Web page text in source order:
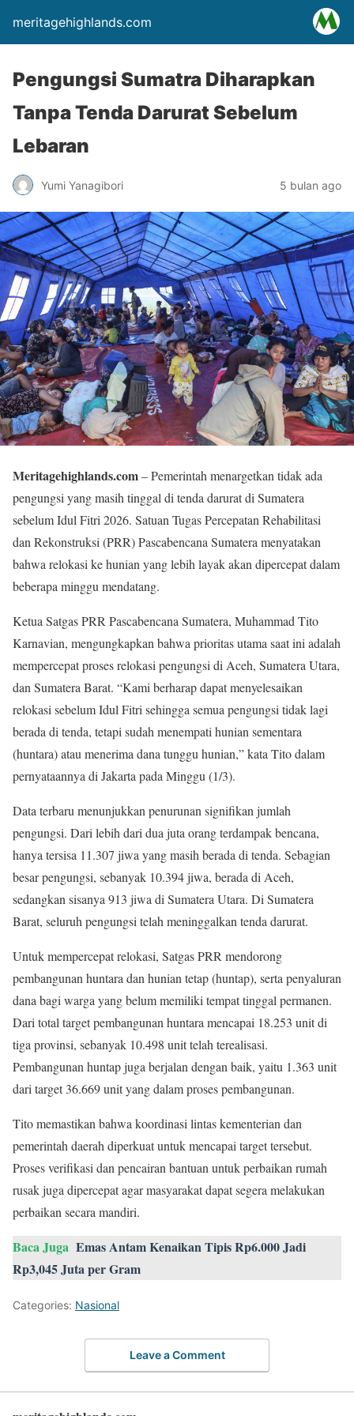
meritagehighlands.com
Pengungsi Sumatra Diharapkan
Tanpa Tenda Darurat Sebelum
Lebaran
Yumi Yanagibori 5 bulan ago
Meritagehighlands.com– Pemerintah menargetkan tidak ada
pengungsi yang masih tinggal di tenda darurat di Sumatera
sebelum Idul Fitri 2026. Satuan Tugas Percepatan Rehabilitasi
dan Rekonstruksi (PRR) Pascabencana Sumatera menyatakan
bahwa relokasi ke hunian yang lebih layak akan dipercepat dalam
beberapa minggu mendatang.
Ketua Satgas PRR Pascabencana Sumatera, Muhammad Tito
Karnavian, mengungkapkan bahwa prioritas utama saat ini adalah
mempercepat proses relokasi pengungsi di Aceh, Sumatera Utara,
dan Sumatera Barat. “Kami berharap dapat menyelesaikan
relokasi sebelum Idul Fitri sehingga semua pengungsi tidak lagi
berada di tenda, tetapi sudah menempati hunian sementara
(huntara) atau menerima dana tunggu hunian,” kata Tito dalam
pernyataannya di Jakarta pada Minggu (1/3).
Data terbaru menunjukkan penurunan signifikan jumlah
pengungsi. Dari lebih dari dua juta orang terdampak bencana,
hanya tersisa 11.307 jiwa yang masih berada di tenda. Sebagian
besar pengungsi, sebanyak 10.394 jiwa, berada di Aceh,
sedangkan sisanya 913 jiwa di Sumatera Utara. Di Sumatera
Barat, seluruh pengungsi telah meninggalkan tenda darurat.
Untuk mempercepat relokasi, Satgas PRR mendorong
pembangunan huntara dan hunian tetap (huntap), serta penyaluran
dana bagi warga yang belum memiliki tempat tinggal permanen.
Dari total target pembangunan huntara mencapai 18.253 unit di
tiga provinsi, sebanyak 10.498 unit telah terealisasi.
Pembangunan huntap juga berjalan dengan baik, yaitu 1.363 unit
dari target 36.669 unit yang dalam proses pembangunan.
Tito memastikan bahwa koordinasi lintas kementerian dan
pemerintah daerah diperkuat untuk mencapai target tersebut.
Proses verifikasi dan pencairan bantuan untuk perbaikan rumah
rusak juga dipercepat agar masyarakat dapat segera melakukan
perbaikan secara mandiri.
Baca Juga Emas Antam Kenaikan Tipis Rp6.000 Jadi
Rp3,045 Juta per Gram
Categories: Nasional
Leave a Comment